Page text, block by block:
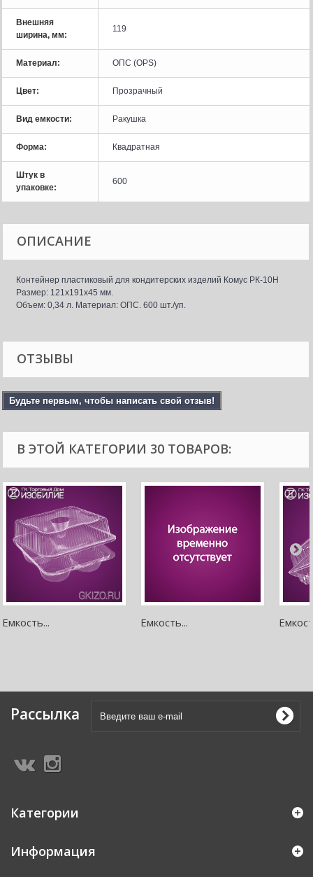
Внешняя
ширина, мм:
119
Материал: ОПС (OPS)
Цвет: Прозрачный
Вид емкости: Ракушка
Форма: Квадратная
Штук в
упаковке:
600
ОПИСАНИЕ
Контейнер пластиковый для кондитерских изделий Комус РК-10Н
Размер: 121x191x45 мм.
Объем: 0,34 л. Материал: ОПС. 600 шт./уп.
ОТЗЫВЫ
Будьте первым, чтобы написать свой отзыв!
В ЭТОЙ КАТЕГОРИИ 30 ТОВАРОВ:
Емкость... Емкость...
Рассылка
Категории
Информация